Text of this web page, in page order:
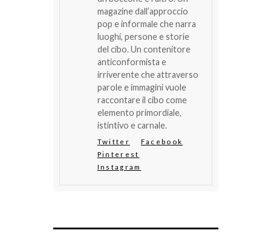
magazine dall’approccio
pop e informale che narra
luoghi, persone e storie
del cibo. Un contenitore
anticonformista e
irriverente che attraverso
parole e immagini vuole
raccontare il cibo come
elemento primordiale,
istintivo e carnale.
Twitter
Facebook
Pinterest
Instagram